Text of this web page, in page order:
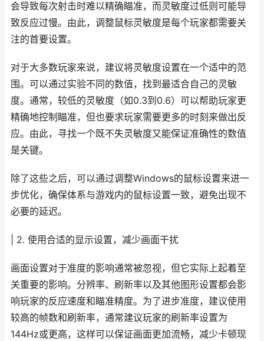
会导致每次射击时难以精确瞄准，而灵敏度过低则可能导
致反应过慢。由此，调整鼠标灵敏度是每个玩家都需要关
注的首要设置。
对于大多数玩家来说，建议将灵敏度设置在一个适中的范
围。可以通过实验不同的数值，找到最适合自己的灵敏
度。通常，较低的灵敏度（如0.3到0.6）可以帮助玩家更
精确地控制瞄准，但也要求玩家需要更多的时刻来做出反
应。由此，寻找一个既不失灵敏度又能保证准确性的数值
是关键。
除了这些之后，可以通过调整Windows的鼠标设置来进一
步优化，确保体系与游戏内的鼠标设置一致，避免出现不
必要的延迟。
| 2. 使用合适的显示设置，减少画面干扰
画面设置对于准度的影响通常被忽视，但它实际上起着至
关重要的影响。分辨率、刷新率以及其他图形设置都会影
响玩家的反应速度和瞄准精度。为了进步准度，建议使用
较高的帧数和刷新率，通常建议玩家的刷新率设置为
144Hz或更高，这样可以保证画面更加流畅，减少卡顿现